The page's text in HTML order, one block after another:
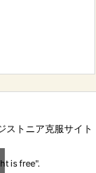
ストニア克服サイト
is free".